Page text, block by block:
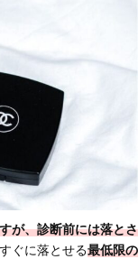
が、診断前には落とさ
ぐに落とせる最低限の